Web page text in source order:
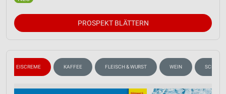
PROSPEKT BLÄTTERN
EISCREME KAFFEE FLEISCH & WURST WEIN